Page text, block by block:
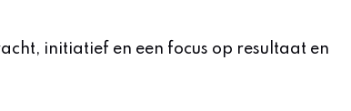
initiatief en een focus op resultaat en